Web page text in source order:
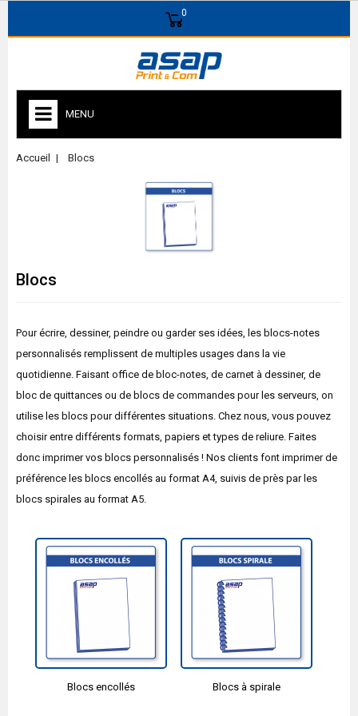
0
MENU
Accueil Blocs
Blocs
Pour écrire, dessiner, peindre ou garder ses idées, les blocs-notes
personnalisés remplissent de multiples usages dans la vie
quotidienne. Faisant office de bloc-notes, de carnet à dessiner, de
bloc de quittances ou de blocs de commandes pour les serveurs, on
utilise les blocs pour différentes situations. Chez nous, vous pouvez
choisir entre différents formats, papiers et types de reliure. Faites
donc imprimer vos blocs personnalisés ! Nos clients font imprimer de
préférence les blocs encollés au format A4, suivis de près par les
blocs spirales au format A5.
Blocs encollés Blocs à spirale